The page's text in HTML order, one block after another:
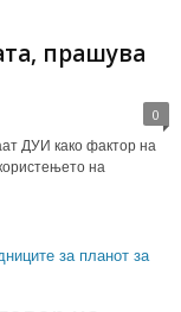
прашува
0
ДУИ како фактор на
на